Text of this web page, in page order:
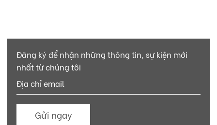
Đăng ký để nhận những thông tin, sự kiện mới
nhất từ chúng tôi
Gửi ngay